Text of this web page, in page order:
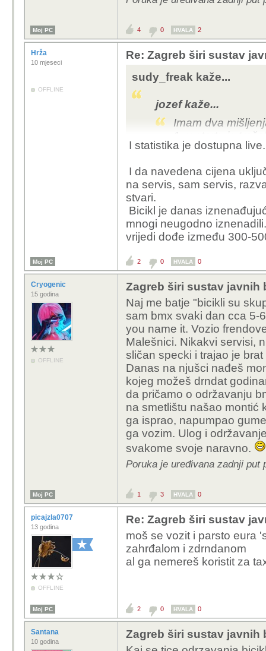
Moj PC 4 0 HVALA 2
Hrža
10 mjeseci
OFFLINE
Re: Zagreb širi sustav
sudy_freak kaže...
jozef kaže...
Imam dva
1. u startu je
bicikli iz Kine su
su 110-120
bolji ali ne toliko
i u drugim
U Berlinu nakon
usluga gotovo da
vožnji po pola
uslugu samo htio
koristiti u
prihvaćaju
za jednu vožnju,
1. mislim da možemo
nabave bicikala".
kako su se svi
Tih 6k € NIJE cijena
jednog bicikla za
Ajmo barem pokušati
2. oko ovoga bih se
te tom višom cijenom
osjetno višu količinu
Mogao bih se složiti
A o stvarnom
da se usluga itekako
Jutarnji list - FOTO
biciklima masovno
I statistika je dostupna
I da navedena cijena
na servis, sam servis,
stvari.
Bicikl je danas
mnogi neugodno
vrijedi dođe između 300-
Moj PC 2 0 HVALA 0
Cryogenic
15 godina
OFFLINE
Zagreb širi sustav javnih
Naj me batje "bicikli su
sam bmx svaki dan cca 5-
you name it. Vozio
Malešnici. Nikakvi servisi,
sličan specki i trajao je
Danas na njušci nađeš
kojeg možeš drndat
da pričamo o održavanju
na smetlištu našao montić
ga isprao, napumpao
ga vozim. Ulog i
svakome svoje naravno.
Poruka je uređivana zadnji put
Moj PC 1 3 HVALA 0
picajzla0707
13 godina
OFFLINE
Re: Zagreb širi sustav
moš se vozit i parsto eura
zahrđalom i zdrndanom
al ga nemereš koristit za
Moj PC 2 0 HVALA 0
Santana
10 godina
Zagreb širi sustav javnih